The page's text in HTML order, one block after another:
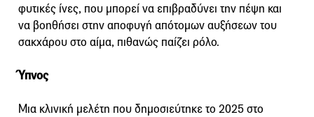
φυτικές ίνες, που μπορεί να επιβραδύνει την πέψη και
να βοηθήσει στην αποφυγή απότομων αυξήσεων του
σακχάρου στο αίμα, πιθανώς παίζει ρόλο.
Ύπνος
Μια κλινική μελέτη που δημοσιεύτηκε το 2025 στο